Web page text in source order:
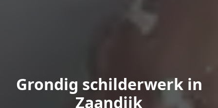
Grondig schilderwerk in
Zaandijk